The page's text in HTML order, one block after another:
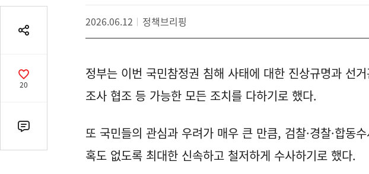
공
기
공
감
20
댓
글
2026.06.12 정책브리핑
정부는 이번 국민참정권 침해 사태에 대한 진상규명과 선
조사 협조 등 가능한 모든 조치를 다하기로 했다.
또 국민들의 관심과 우려가 매우 큰 만큼, 검찰·경찰·합동
혹도 없도록 최대한 신속하고 철저하게 수사하기로 했다.